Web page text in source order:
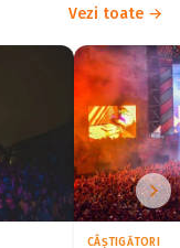
Vezi toate →
CÂŞTIGĂTORI